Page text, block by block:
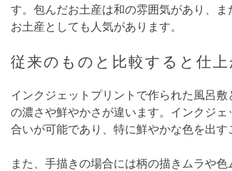
す。包んだお土産は和の雰囲気があり、
お土産としても人気があります。
従来のものと比較すると仕
インクジェットプリントで作られた風呂
の濃さや鮮やかさが違います。インクジ
合いが可能であり、特に鮮やかな色を出す
また、手描きの場合には柄の描きムラや